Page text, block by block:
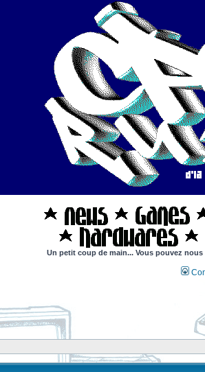
Un petit coup de main... Vous pouvez